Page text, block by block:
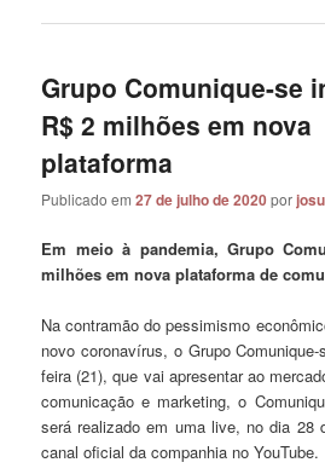
Grupo Comunique-se
R$ 2 milhões em nova
plataforma
Publicado em27 de julho de 2020por
Em meio à pandemia, Grupo
milhões em nova plataforma de
Na contramão do pessimismo
novo coronavírus, o Grupo
feira (21), que vai apresentar ao
comunicação e marketing, o
será realizado em uma live, no dia 28
canal oficial da companhia no YouTube.